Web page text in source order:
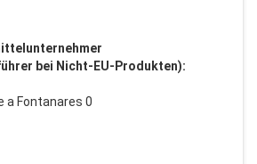
bei Nicht-EU-Produkten):
a Fontanares 0